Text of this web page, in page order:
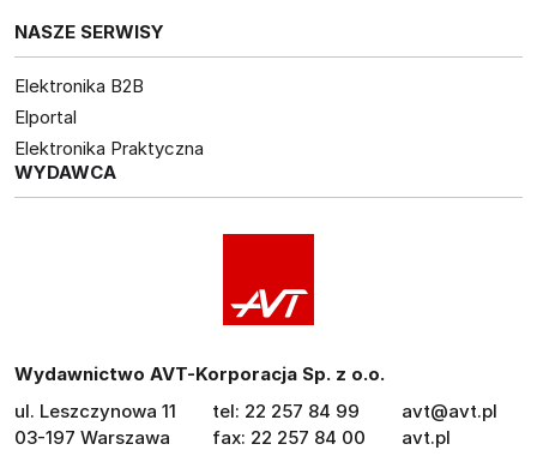
NASZE SERWISY
Elektronika B2B
Elportal
Elektronika Praktyczna
WYDAWCA
Wydawnictwo AVT-Korporacja Sp. z o.o.
ul. Leszczynowa 11
03-197 Warszawa
tel: 22 257 84 99
fax: 22 257 84 00
avt@avt.pl
avt.pl